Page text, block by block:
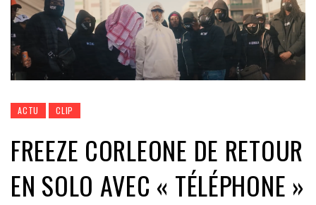
ACTU CLIP
FREEZE CORLEONE DE RETOUR
EN SOLO AVEC « TÉLÉPHONE »